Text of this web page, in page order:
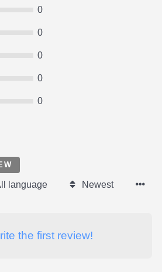
0
0
0
0
0
language Newest
the first review!